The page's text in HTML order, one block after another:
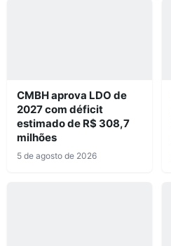
CMBH aprova LDO de
2027 com déficit
estimado de R$ 308,7
milhões
5 de agosto de 2026